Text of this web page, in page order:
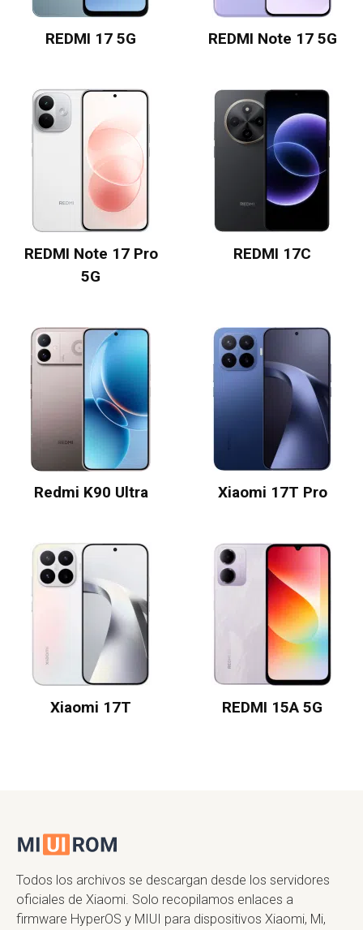
REDMI 17 5G REDMI Note 17 5G
REDMI Note 17 Pro
5G
REDMI 17C
Redmi K90 Ultra Xiaomi 17T Pro
Xiaomi 17T REDMI 15A 5G
Todos los archivos se descargan desde los servidores
oficiales de Xiaomi. Solo recopilamos enlaces a
firmware HyperOS y MIUI para dispositivos Xiaomi, Mi,